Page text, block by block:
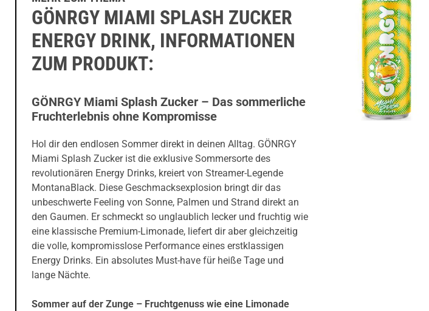
GÖNRGY MIAMI SPLASH ZUCKER
ENERGY DRINK, INFORMATIONEN
ZUM PRODUKT:
GÖNRGY Miami Splash Zucker – Das sommerliche
Fruchterlebnis ohne Kompromisse
Hol dir den endlosen Sommer direkt in deinen Alltag. GÖNRGY
Miami Splash Zucker ist die exklusive Sommersorte des
revolutionären Energy Drinks, kreiert von Streamer-Legende
MontanaBlack. Diese Geschmacksexplosion bringt dir das
unbeschwerte Feeling von Sonne, Palmen und Strand direkt an
den Gaumen. Er schmeckt so unglaublich lecker und fruchtig wie
eine klassische Premium-Limonade, liefert dir aber gleichzeitig
die volle, kompromisslose Performance eines erstklassigen
Energy Drinks. Ein absolutes Must-have für heiße Tage und
lange Nächte.
Sommer auf der Zunge – Fruchtgenuss wie eine Limonade